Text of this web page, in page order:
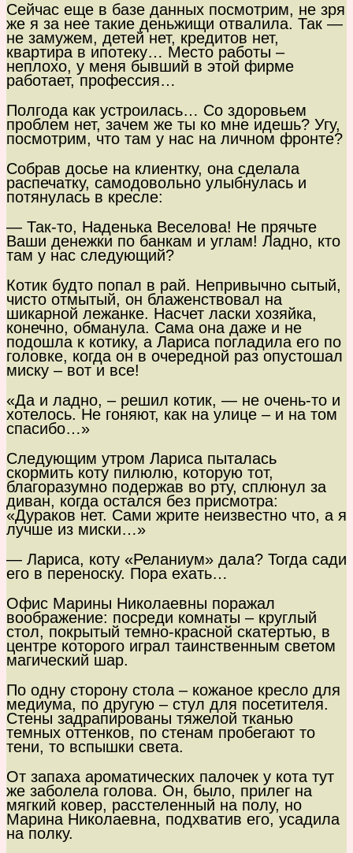
Сейчас еще в базе данных посмотрим, не зря
же я за нее такие деньжищи отвалила. Так —
не замужем, детей нет, кредитов нет,
квартира в ипотеку… Место работы –
неплохо, у меня бывший в этой фирме
работает, профессия…
Полгода как устроилась… Со здоровьем
проблем нет, зачем же ты ко мне идешь? Угу,
посмотрим, что там у нас на личном фронте?
Собрав досье на клиентку, она сделала
распечатку, самодовольно улыбнулась и
потянулась в кресле:
— Так-то, Наденька Веселова! Не прячьте
Ваши денежки по банкам и углам! Ладно, кто
там у нас следующий?
Котик будто попал в рай. Непривычно сытый,
чисто отмытый, он блаженствовал на
шикарной лежанке. Насчет ласки хозяйка,
конечно, обманула. Сама она даже и не
подошла к котику, а Лариса погладила его по
головке, когда он в очередной раз опустошал
миску – вот и все!
«Да и ладно, – решил котик, — не очень-то и
хотелось. Не гоняют, как на улице – и на том
спасибо…»
Следующим утром Лариса пыталась
скормить коту пилюлю, которую тот,
благоразумно подержав во рту, сплюнул за
диван, когда остался без присмотра:
«Дураков нет. Сами жрите неизвестно что, а я
лучше из миски…»
— Лариса, коту «Реланиум» дала? Тогда сади
его в переноску. Пора ехать…
Офис Марины Николаевны поражал
воображение: посреди комнаты – круглый
стол, покрытый темно-красной скатертью, в
центре которого играл таинственным светом
магический шар.
По одну сторону стола – кожаное кресло для
медиума, по другую – стул для посетителя.
Стены задрапированы тяжелой тканью
темных оттенков, по стенам пробегают то
тени, то вспышки света.
От запаха ароматических палочек у кота тут
же заболела голова. Он, было, прилег на
мягкий ковер, расстеленный на полу, но
Марина Николаевна, подхватив его, усадила
на полку.